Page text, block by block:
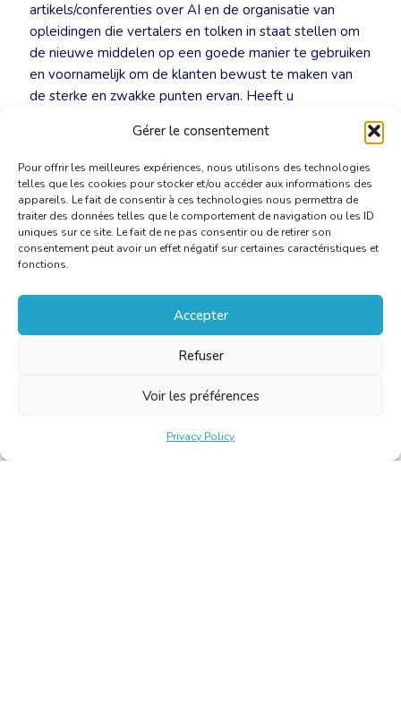
Gérer le consentement
Pour offrir les meilleures expériences, nous utilisons des technologies
telles que les cookies pour stocker et/ou accéder aux informations des
appareils. Le fait de consentir à ces technologies nous permettra de
traiter des données telles que le comportement de navigation ou les ID
uniques sur ce site. Le fait de ne pas consentir ou de retirer son
consentement peut avoir un effet négatif sur certaines caractéristiques et
fonctions.
Accepter
Refuser
Voir les préférences
Privacy Policy
artikels/conferenties over AI en de organisatie van
opleidingen die vertalers en tolken in staat stellen om
de nieuwe middelen op een goede manier te gebruiken
en voornamelijk om de klanten bewust te maken van
de sterke en zwakke punten ervan. Heeft u
secretariat@cbti-bkvt.org.